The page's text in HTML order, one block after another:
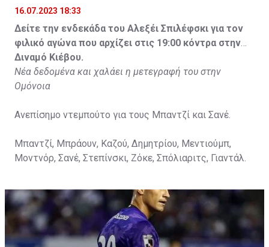
16.07.2023 18:33
Δείτε την ενδεκάδα του Αλεξέι Σπιλέφσκι για τον
φιλικό αγώνα που αρχίζει στις 19:00 κόντρα στην
Διναμό Κιέβου.
Νέα δεδομένα και χαλάει η μετεγραφή του στην
Ομόνοια
Ανεπίσημο ντεμπούτο για τους Μπαντζί και Σανέ.
Μπαντζί, Μπράουν, Καζού, Δημητρίου, Μεντιούμπ,
Μοντνόρ, Σανέ, Στεπίνσκι, Ζόκε, Σπόλιαριτς, Γιαντάλ.